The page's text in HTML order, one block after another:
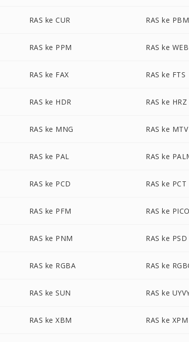
RAS ke CUR RAS ke PBM
RAS ke PPM RAS ke
RAS ke FAX RAS ke FTS
RAS ke HDR RAS ke HRZ
RAS ke MNG RAS ke MTV
RAS ke PAL RAS ke
RAS ke PCD RAS ke PCT
RAS ke PFM RAS ke
RAS ke PNM RAS ke PSD
RAS ke RGBA RAS ke
RAS ke SUN RAS ke
RAS ke XBM RAS ke XPM